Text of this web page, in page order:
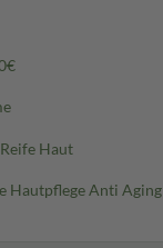
Haut
Hautpflege Anti Aging